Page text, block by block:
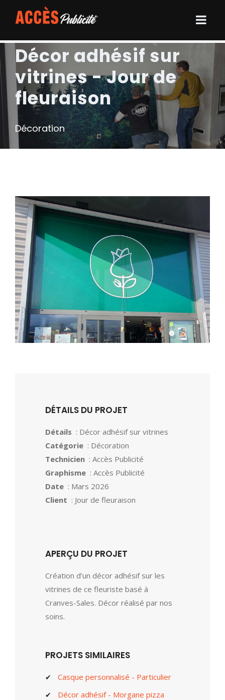
Décor adhésif sur
vitrines - Jour de
fleuraison
Décoration
DÉTAILS DU PROJET
Détails : Décor adhésif sur vitrines
Catégorie : Décoration
Technicien : Accès Publicité
Graphisme : Accès Publicité
Date : Mars 2026
Client : Jour de fleuraison
APERÇU DU PROJET
Création d’un décor adhésif sur les
vitrines de ce fleuriste basé à
Cranves-Sales. Décor réalisé par nos
soins.
PROJETS SIMILAIRES
Casque personnalisé - Particulier
Décor adhésif - Morgane pizza